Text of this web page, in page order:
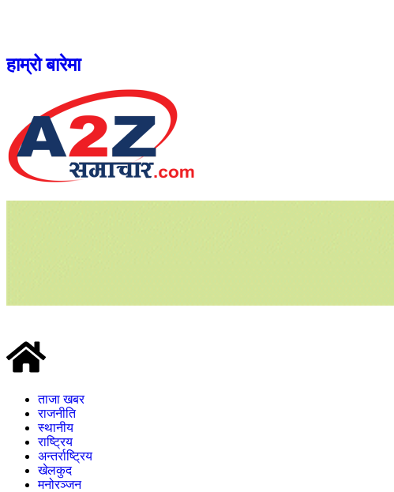
हाम्रो बारेमा
ताजा खबर
राजनीति
स्थानीय
राष्ट्रिय
अन्तर्राष्ट्रिय
खेलकुद
मनोरञ्जन